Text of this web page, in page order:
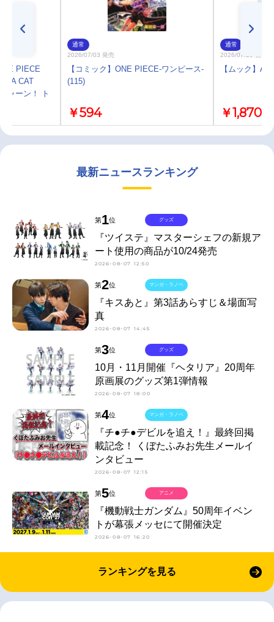
PIECE
CAT
ャーン！ ト
通常
2026/07/03 発売
【コミック】ONE PIECE-ワンピース-
(115)
￥594
通常
2026/07/29 発売
【ムック】
￥1,870
最新ニュースランキング
第1位
『ツイステ』マスターシェフの新規ア
ート使用の商品が10/24発売
2026-08-07 12:50
グッズ
第2位
『キスあと』第3話あらすじ＆場面写
真
2026-08-07 14:45
マンガ・ラノベ
第3位
10月・11月開催『ヘタリア』20周年
原画展のグッズ第1弾情報
2026-08-07 18:00
グッズ
第4位
『チ●チ●デビルを追え！』最終回掲
載記念！ くぼたふみお先生メールイ
ンタビュー
2026-08-07 12:15
マンガ・ラノベ
第5位
『機動戦士ガンダム』50周年イベン
トが幕張メッセにて開催決定
2026-08-07 16:20
アニメ
ランキングを見る